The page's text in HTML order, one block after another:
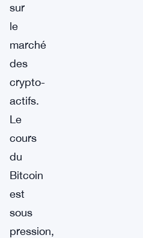
sur
le
marché
des
crypto-
actifs.
Le
cours
du
Bitcoin
est
sous
pression,